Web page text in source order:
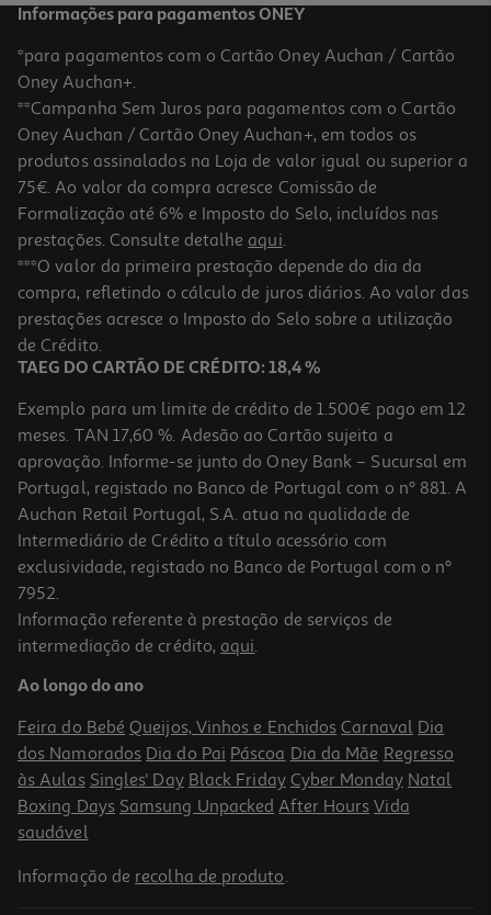
Informações para pagamentos ONEY
*para pagamentos com o Cartão Oney Auchan / Cartão
Oney Auchan+.
**Campanha Sem Juros para pagamentos com o Cartão
Oney Auchan / Cartão Oney Auchan+, em todos os
produtos assinalados na Loja de valor igual ou superior a
75€. Ao valor da compra acresce Comissão de
Formalização até 6% e Imposto do Selo, incluídos nas
prestações. Consulte detalhe aqui.
***O valor da primeira prestação depende do dia da
compra, refletindo o cálculo de juros diários. Ao valor das
prestações acresce o Imposto do Selo sobre a utilização
de Crédito.
TAEG DO CARTÃO DE CRÉDITO: 18,4 %
Exemplo para um limite de crédito de 1.500€ pago em 12
meses. TAN 17,60 %. Adesão ao Cartão sujeita a
aprovação. Informe-se junto do Oney Bank – Sucursal em
Portugal, registado no Banco de Portugal com o nº 881. A
Auchan Retail Portugal, S.A. atua na qualidade de
Intermediário de Crédito a título acessório com
exclusividade, registado no Banco de Portugal com o nº
7952.
Informação referente à prestação de serviços de
intermediação de crédito, aqui.
Ao longo do ano
Feira do Bebé Queijos, Vinhos e Enchidos Carnaval Dia
dos Namorados Dia do Pai Páscoa Dia da Mãe Regresso
às Aulas Singles' Day Black Friday Cyber Monday Natal
Boxing Days Samsung Unpacked After Hours Vida
saudável
Informação de recolha de produto.